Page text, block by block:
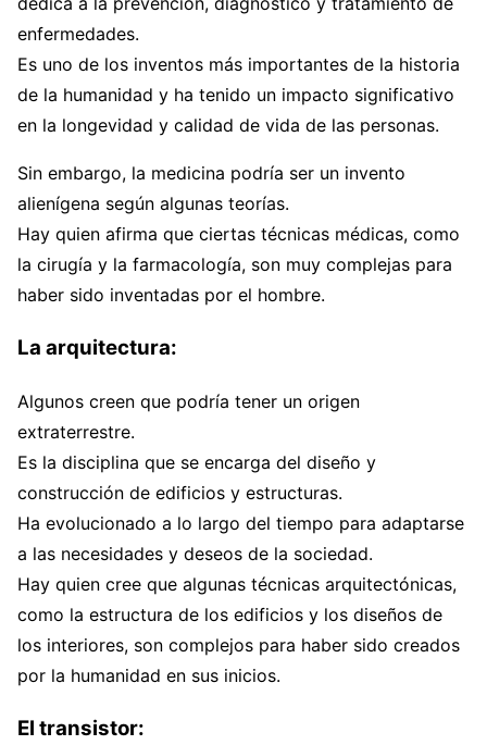
enfermedades.
Es uno de los inventos más importantes de la historia
de la humanidad y ha tenido un impacto significativo
en la longevidad y calidad de vida de las personas.
Sin embargo, la medicina podría ser un invento
alienígena según algunas teorías.
Hay quien afirma que ciertas técnicas médicas, como
la cirugía y la farmacología, son muy complejas para
haber sido inventadas por el hombre.
La arquitectura:
Algunos creen que podría tener un origen
extraterrestre.
Es la disciplina que se encarga del diseño y
construcción de edificios y estructuras.
Ha evolucionado a lo largo del tiempo para adaptarse
a las necesidades y deseos de la sociedad.
Hay quien cree que algunas técnicas arquitectónicas,
como la estructura de los edificios y los diseños de
los interiores, son complejos para haber sido creados
por la humanidad en sus inicios.
El transistor: